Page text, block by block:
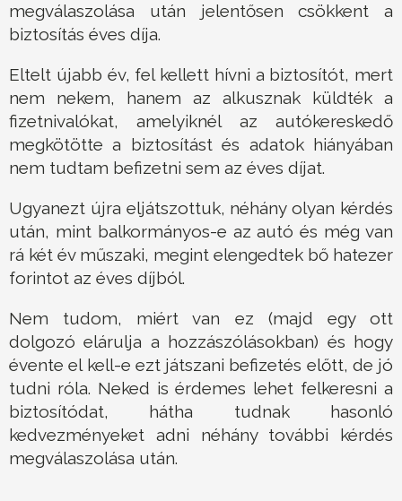
megválaszolása után jelentősen csökkent a
biztosítás éves díja.
Eltelt újabb év, fel kellett hívni a biztosítót, mert
nem nekem, hanem az alkusznak küldték a
fizetnivalókat, amelyiknél az autókereskedő
megkötötte a biztosítást és adatok hiányában
nem tudtam befizetni sem az éves díjat.
Ugyanezt újra eljátszottuk, néhány olyan kérdés
után, mint balkormányos-e az autó és még van
rá két év műszaki, megint elengedtek bő hatezer
forintot az éves díjból.
Nem tudom, miért van ez (majd egy ott
dolgozó elárulja a hozzászólásokban) és hogy
évente el kell-e ezt játszani befizetés előtt, de jó
tudni róla. Neked is érdemes lehet felkeresni a
biztosítódat, hátha tudnak hasonló
kedvezményeket adni néhány további kérdés
megválaszolása után.